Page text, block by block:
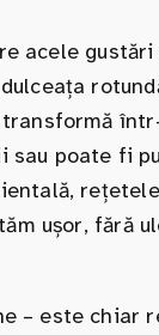
acele
poate fi
ușor, fără
– este